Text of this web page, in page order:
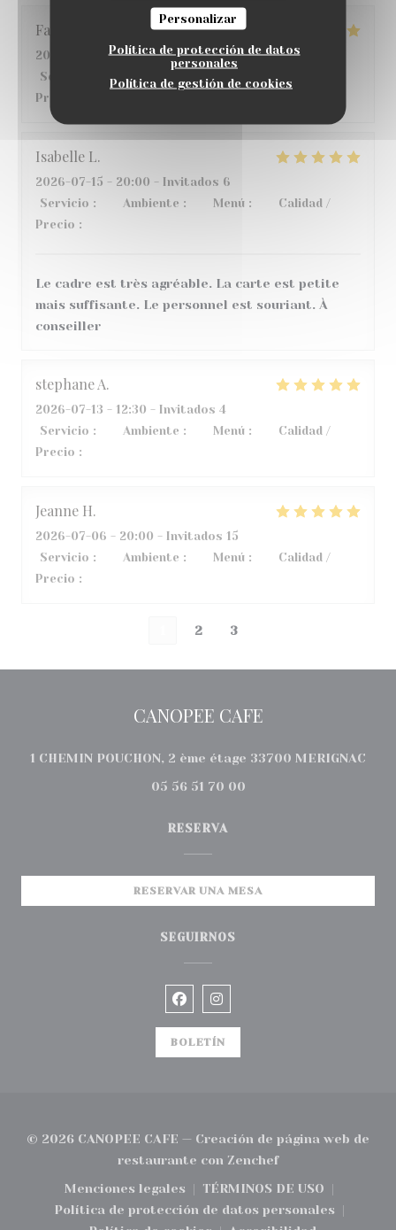
Personalizar
Política de protección de datos
personales
Política de gestión de cookies
Fatima
2026-07-17
- 21:30 - Invitados 4
Servicio
/5 Ambiente /5 Menú /5
Precio
Isabelle L
2026-07-15 - 20:00 - Invitados 6
Servicio : Ambiente : Menú :
Calidad /
Precio :
Le cadre est très agréable. La carte est petite
mais suffisante. Le personnel est souriant. À
conseiller
stephaneA
2026-07-13 - 12:30 - Invitados 4
Servicio : Ambiente : Menú :
Calidad /
Precio :
Jeanne H
2026-07-06 - 20:00 - Invitados 15
Servicio : Ambiente : Menú :
Calidad /
Precio :
2 3
CANOPEE CAFE
1 CHEMIN POUCHON, 2 ème étage 33700 MERIGNAC
05 56 51 70 00
RESERVA
RESERVAR UNA MESA
SEGUIRNOS
Facebook ((abre en una
Instagram ((abre en
BOLETÍN
© 2026 CANOPEE CAFE — Creación de página web de
restaurante con Zenchef((abre en una
Menciones legales
((abre en una nueva ventana))
TÉRMINOS DE USO
((abre en una
Política de protección de datos personales
((abre en una nueva ventana))